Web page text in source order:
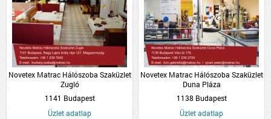
Novetex Matrac Hálószoba Szaküzlet
Zugló
1141 Budapest
Üzlet adatlap
Novetex Matrac Hálószoba Szaküzlet
Duna Pláza
1138 Budapest
Üzlet adatlap